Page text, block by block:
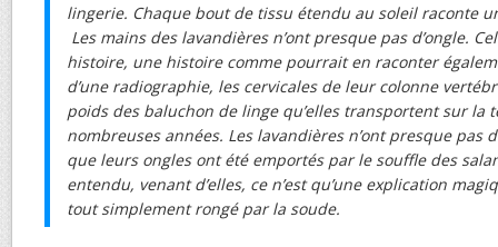
lingerie. Chaque bout de tissu étendu au soleil raconte
Les mains des lavandières n’ont presque pas d’ongle.
histoire, une histoire comme pourrait en raconter
d’une radiographie, les cervicales de leur colonne
poids des baluchon de linge qu’elles transportent sur la
nombreuses années. Les lavandières n’ont presque pas
que leurs ongles ont été emportés par le souffle des
entendu, venant d’elles, ce n’est qu’une explication
tout simplement rongé par la soude.